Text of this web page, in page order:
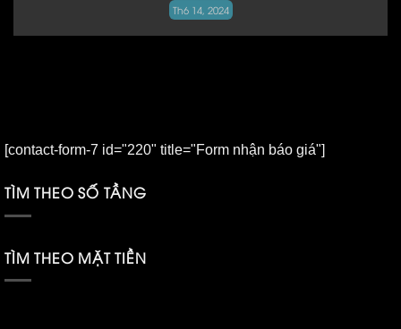
Th6 14, 2024
[contact-form-7 id="220" title="Form nhận báo giá"]
TÌM THEO SỐ TẦNG
TÌM THEO MẶT TIỀN